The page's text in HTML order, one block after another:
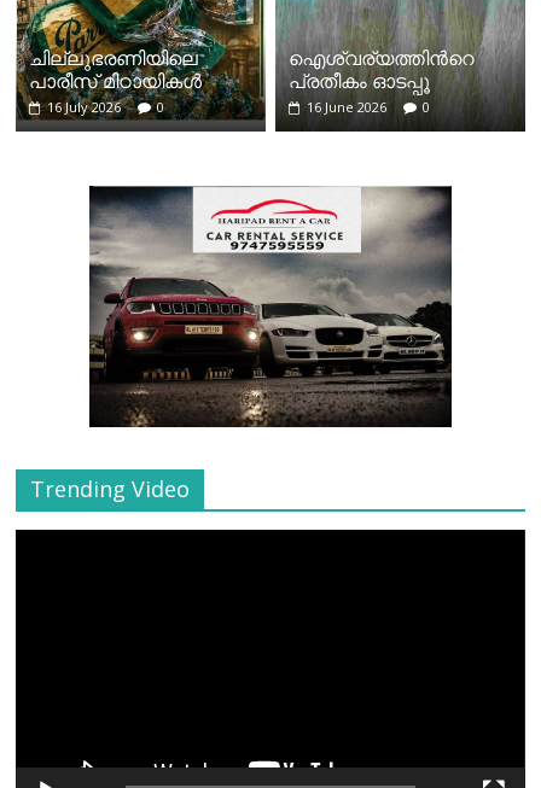
ചില്ലുഭരണിയിലെ
പാരീസ് മിഠായികള്‍
16 July 2026 0
ഐശ്വര്യത്തിന്‍റെ
പ്രതീകം ഓടപ്പൂ
16 June 2026 0
Trending Video